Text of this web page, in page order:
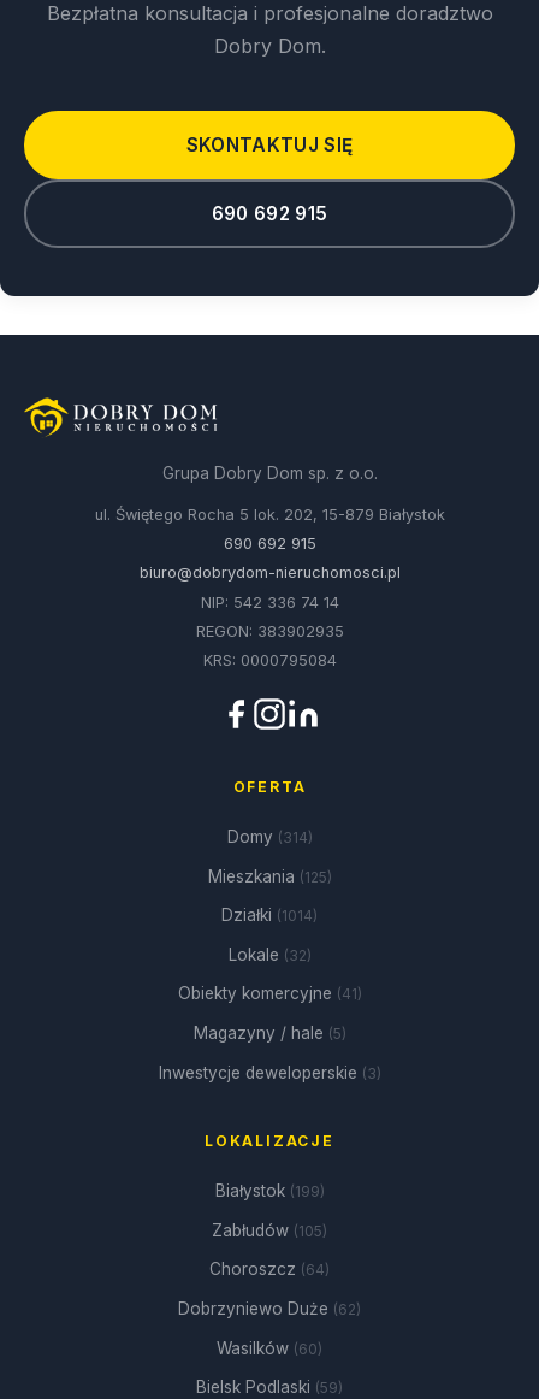
Bezpłatna konsultacja i profesjonalne doradztwo
Dobry Dom.
SKONTAKTUJ SIĘ
690 692 915
Grupa Dobry Dom sp. z o.o.
ul. Świętego Rocha 5 lok. 202, 15-879 Białystok
690 692 915
biuro@dobrydom-nieruchomosci.pl
NIP: 542 336 74 14
REGON: 383902935
KRS: 0000795084
OFERTA
Domy (314)
Mieszkania (125)
Działki (1014)
Lokale (32)
Obiekty komercyjne (41)
Magazyny / hale (5)
Inwestycje deweloperskie (3)
LOKALIZACJE
Białystok (199)
Zabłudów (105)
Choroszcz (64)
Dobrzyniewo Duże (62)
Wasilków (60)
Bielsk Podlaski (59)